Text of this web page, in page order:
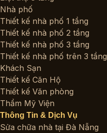
Nhà phố
Thiết kế nhà phố 1 tầng
Thiết kế nhà phố 2 tầng
Thiết kế nhà phố 3 tầng
Thiết kế nhà phố trên 3 tầng
Khách Sạn
Thiết kế Căn Hộ
Thiết kế Văn phòng
Thẩm Mỹ Viện
Thông Tin & Dịch Vụ
Sửa chữa nhà tại Đà Nẵng